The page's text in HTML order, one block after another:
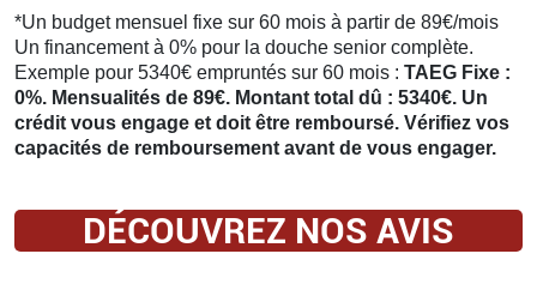
*Un budget mensuel fixe sur 60 mois à partir de 89€/mois
Un financement à 0% pour la douche senior complète.
Exemple pour 5340€ empruntés sur 60 mois : TAEG Fixe :
0%. Mensualités de 89€. Montant total dû : 5340€. Un
crédit vous engage et doit être remboursé. Vérifiez vos
capacités de remboursement avant de vous engager.
DÉCOUVREZ NOS AVIS